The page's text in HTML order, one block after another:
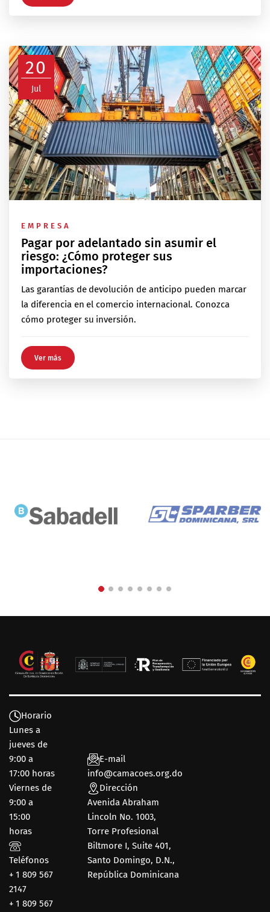
20
Jul
EMPRESA
Pagar por adelantado sin asumir el
riesgo: ¿Cómo proteger sus
importaciones?
Las garantías de devolución de anticipo pueden marcar
la diferencia en el comercio internacional. Conozca
cómo proteger su inversión.
Ver más
Horario
Lunes a
jueves de
9:00 a
17:00 horas
Viernes de
9:00 a
15:00
horas
Teléfonos
+ 1 809 567
2147
+ 1 809 567
E-mail
info@camacoes.org.do
Dirección
Avenida Abraham
Lincoln No. 1003,
Torre Profesional
Biltmore I, Suite 401,
Santo Domingo, D.N.,
República Dominicana